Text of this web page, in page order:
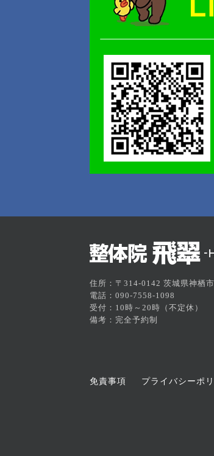
住所：〒314-0142 茨城県神栖
電話：090-7558-1098
受付：10時～20時（不定休）
備考：完全予約制
免責事項 プライバシーポ